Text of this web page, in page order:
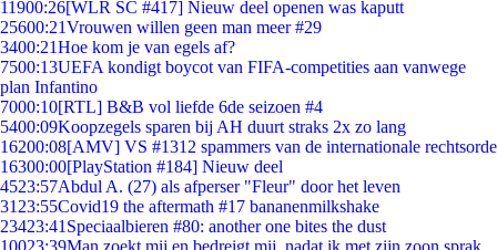
11900:26[WLR SC #417] Nieuw deel openen was kaputt
25600:21Vrouwen willen geen man meer #29
3400:21Hoe kom je van egels af?
7500:13UEFA kondigt boycot van FIFA-competities aan vanwege
plan Infantino
7000:10[RTL] B&B vol liefde 6de seizoen #4
5400:09Koopzegels sparen bij AH duurt straks 2x zo lang
16200:08[AMV] VS #1312 spammers van de internationale rechtsorde
16300:00[PlayStation #184] Nieuw deel
4523:57Abdul A. (27) als afperser "Fleur" door het leven
31 23:55Covid19 the aftermath #17 bananenmilkshake
23423:41 Speciaalbieren #80: another one bites the dust
10023:39Man zoekt mij en bedreigt mij, nadat ik met zijn zoon sprak